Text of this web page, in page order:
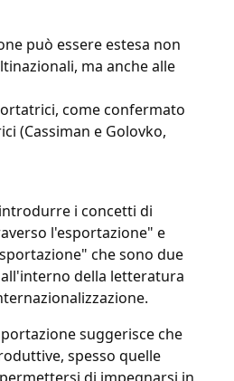
può essere estesa non
ma anche alle
come confermato
(Cassiman e Golovko,
i concetti di
l'esportazione" e
che sono due
della letteratura
suggerisce che
spesso quelle